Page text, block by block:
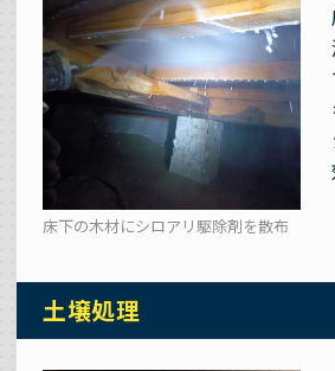
床下の木材にシロアリ駆除剤を散布
土壌処理